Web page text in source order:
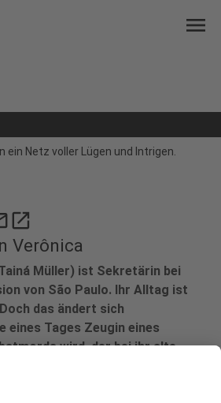
menu
ein Netz voller Lügen und Intrigen.
open_in_new
Verônica
Müller) ist Sekretärin bei
von São Paulo. Ihr Alltag ist
das ändert sich
eines Tages Zeugin eines
wird, der bei ihr alte